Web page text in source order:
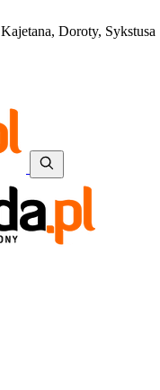
Kajetana, Doroty, Sykstusa